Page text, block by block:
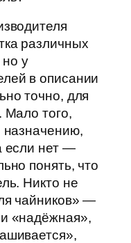
различных
но у
в описании
точно, для
Мало того,
назначению,
если нет —
понять, что
Никто не
чайников» —
«надёжная»,